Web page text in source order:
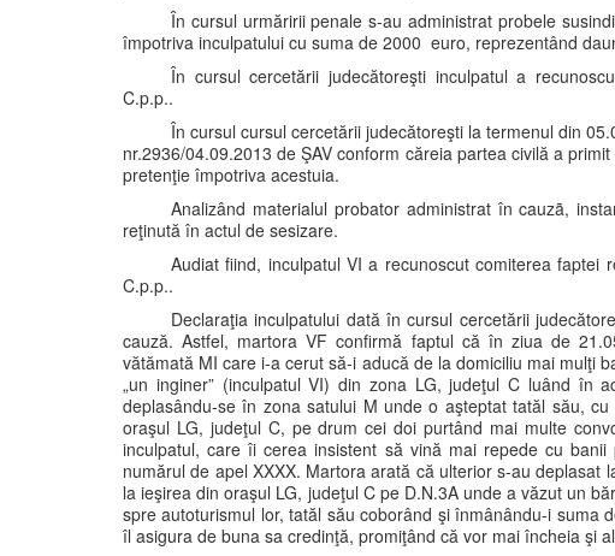
În cursul urmăririi penale s-au administrat probele
împotriva inculpatului cu suma de 2000 euro, reprezentând
În cursul cercetării judecătoreşti inculpatul a
C.p.p..
În cursul cursul cercetării judecătoreşti la termenul din
nr.2936/04.09.2013 de ŞAV conform căreia partea civilă a
pretenţie împotriva acestuia.
Analizând materialul probator administrat în cauzã,
reţinută în actul de sesizare.
Audiat fiind, inculpatul VI a recunoscut comiterea faptei
C.p.p..
Declaraţia inculpatului dată în cursul cercetării
cauză. Astfel, martora VF confirmă faptul că în ziua de
vătămată MI care i-a cerut să-i aducă de la domiciliu mai mulţi
„un inginer” (inculpatul VI) din zona LG, judeţul C luând în
deplasându-se în zona satului M unde o aşteptat tatăl său,
oraşul LG, judeţul C, pe drum cei doi purtând mai multe
inculpatul, care îi cerea insistent să vină mai repede cu
numărul de apel XXXX. Martora arată că ulterior s-au deplasat
la ieşirea din oraşul LG, judeţul C pe D.N.3A unde a văzut un
spre autoturismul lor, tatăl său coborând şi înmânându-i suma
îl asigura de buna sa credinţă, promiţând că vor mai încheia şi